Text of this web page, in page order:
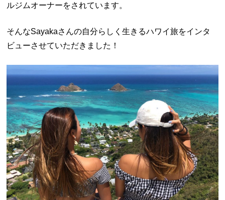
ルジムオーナーをされています。
そんなSayakaさんの自分らしく生きるハワイ旅をインタ
ビューさせていただきました！